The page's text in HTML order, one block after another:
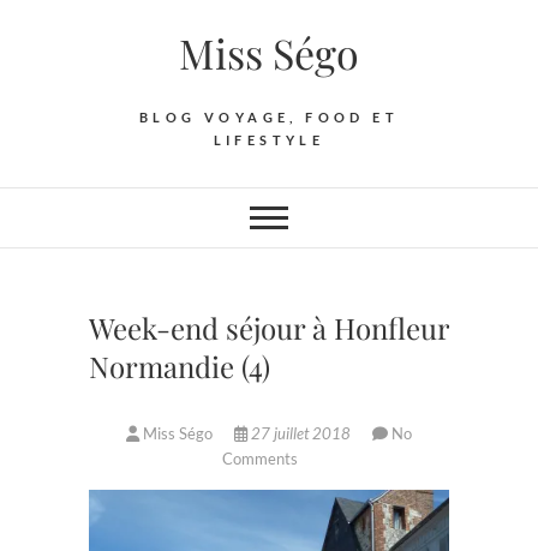
Miss Ségo
BLOG VOYAGE, FOOD ET
LIFESTYLE
Week-end séjour à Honfleur
Normandie (4)
Miss Ségo 27 juillet 2018
No
Comments